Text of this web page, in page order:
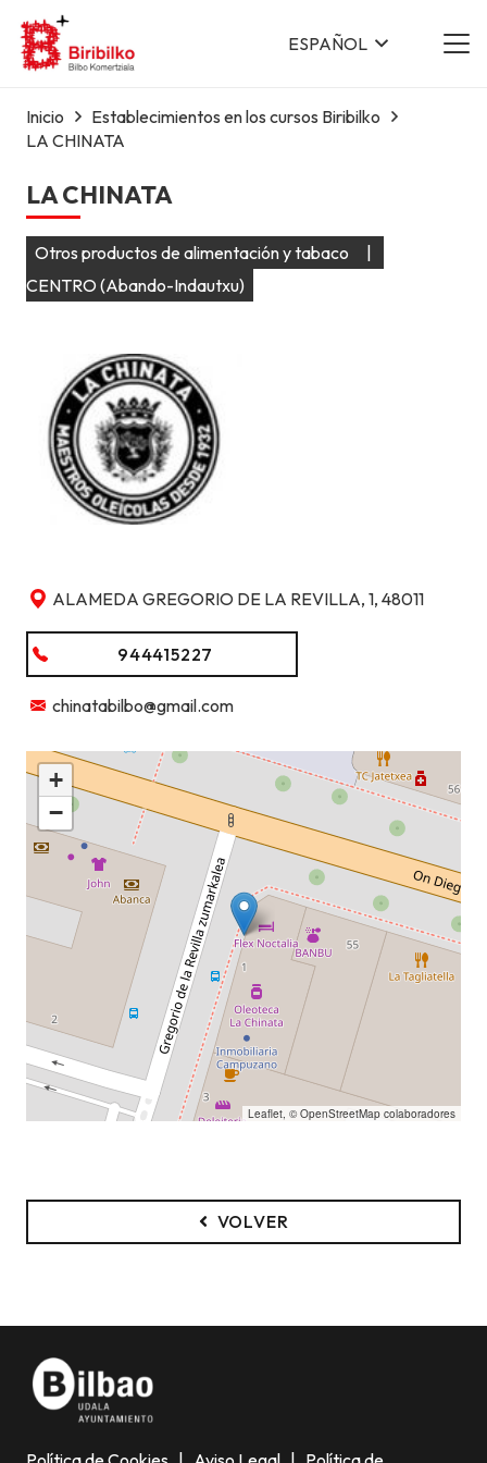
ESPAÑOL
Inicio
Establecimientos en los cursos Biribilko
LA CHINATA
LA CHINATA
Otros productos de alimentación y tabaco
|
CENTRO (Abando-Indautxu)
ALAMEDA GREGORIO DE LA REVILLA, 1, 48011
944415227
chinatabilbo@gmail.com
+
−
Leaflet , ©OpenStreetMap colaboradores
VOLVER